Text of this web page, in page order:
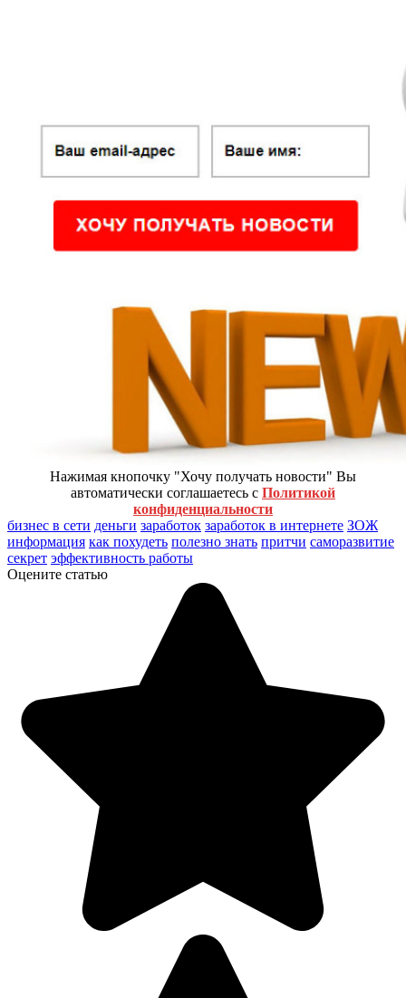
Нажимая кнопочку "Хочу получать новости" Вы
автоматически соглашаетесь с Политикой
конфиденциальности
бизнес в сети деньги заработок заработок в интернете ЗОЖ
информация как похудеть полезно знать притчи саморазвитие
секрет эффективность работы
Оцените статью